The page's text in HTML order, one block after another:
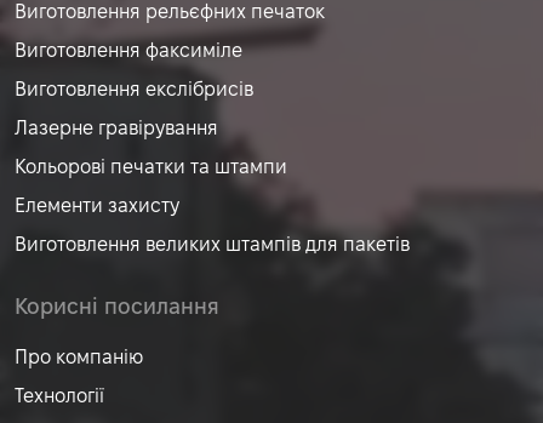
Виготовлення рельєфних печаток
Виготовлення факсиміле
Виготовлення екслібрисів
Лазерне гравірування
Кольорові печатки та штампи
Елементи захисту
Виготовлення великих штампів для пакетів
Корисні посилання
Про компанію
Технології